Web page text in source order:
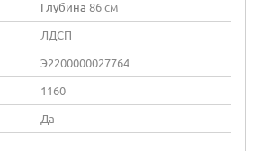
Глубина 86 см
ЛДСП
Э2200000027764
1160
Да